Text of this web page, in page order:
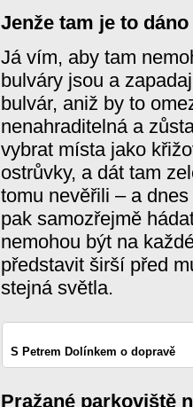
Jenže tam je to
Já vím, aby tam
bulváry jsou a
bulvár, aniž by to
nenahraditelná a
vybrat místa jako
ostrůvky, a dát tam
tomu nevěřili – a
pak samozřejmě
nemohou být na
představit širší před
stejná světla.
S Petrem Dolínkem o dopravě
Pražané parkoviště